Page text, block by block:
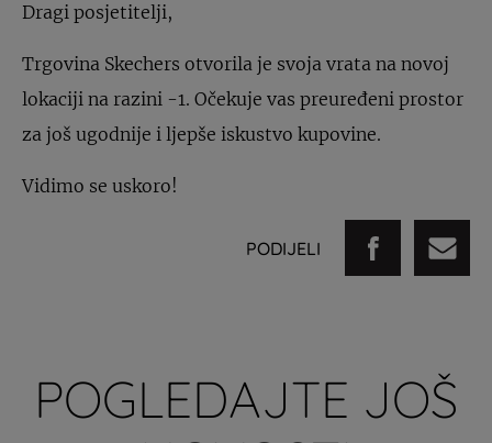
Dragi posjetitelji,
Trgovina Skechers otvorila je svoja vrata na novoj
lokaciji na razini -1. Očekuje vas preuređeni prostor
za još ugodnije i ljepše iskustvo kupovine.
Vidimo se uskoro!
PODIJELI
POGLEDAJTE JOŠ